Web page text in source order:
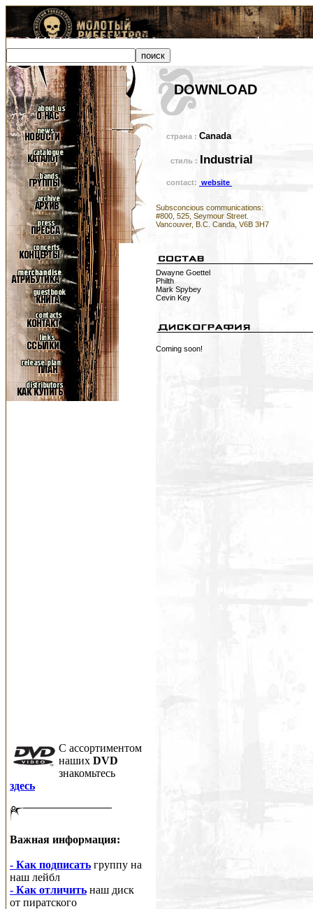
C ассортиментом
наших DVD
знакомьтесь
здесь
Важная информация:
- Как подписать группу на
наш лейбл
- Как отличить наш диск
от пиратского
DOWNLOAD
страна : Canada
стиль : Industrial
contact: website
Subsconcious communications:
#800, 525, Seymour Street.
Vancouver, B.C. Canda, V6B 3H7
Dwayne Goettel
Philth
Mark Spybey
Cevin Key
Coming soon!